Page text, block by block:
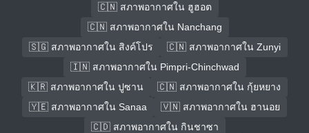
🇨🇳 สภาพอากาศใน ฮูฮอต
🇨🇳 สภาพอากาศใน Nanchang
🇸🇬 สภาพอากาศใน สิงค์โปร
🇨🇳 สภาพอากาศใน Zunyi
🇮🇳 สภาพอากาศใน Pimpri-Chinchwad
🇰🇷 สภาพอากาศใน ปูซาน
🇨🇳 สภาพอากาศใน กุ้ยหยาง
🇾🇪 สภาพอากาศใน Sanaa
🇻🇳 สภาพอากาศใน ฮานอย
🇨🇩 สภาพอากาศใน กินชาซา